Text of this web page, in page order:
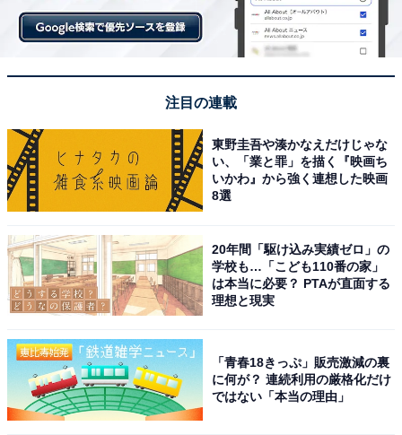
「昨夏に旅行で訪れた際に海岸沿いの雰囲気が最高
で、冬の湯野浜も味わいたい」（40代男性／東京
泉地」に関するアンケートより抜粋（調査期間：2026年
1月14～15日、回答者250人）
じめご了承ください。また、記事中の宿泊プランを予約
すると、売上の一部がオールアバウトに還元されること
があります。
この記事の執筆者： All About ニュース編集
部
「All About ニュース」は、ネットの話題から世の中の動きまで、暮
注目の連載
東野圭吾や湊かなえだけじゃな
い、「業と罪」を描く『映画ち
いかわ』から強く連想した映画
8選
20年間「駆け込み実績ゼロ」の
学校も…「こども110番の家」
は本当に必要？ PTAが直面する
理想と現実
「青春18きっぷ」販売激減の裏
に何が？ 連続利用の厳格化だけ
ではない「本当の理由」